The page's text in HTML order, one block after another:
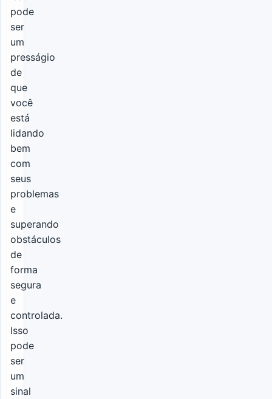
pode
ser
um
presságio
de
que
você
está
lidando
bem
com
seus
problemas
e
superando
obstáculos
de
forma
segura
e
controlada.
Isso
pode
ser
um
sinal